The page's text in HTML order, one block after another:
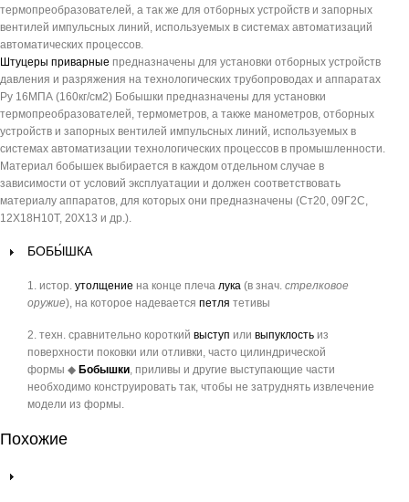
термопреобразователей, а так же для отборных устройств и запорных
вентилей импульсных линий, используемых в системах автоматизаций
автоматических процессов.
Штуцеры приварные предназначены для установки отборных устройств
давления и разряжения на технологических трубопроводах и аппаратах
Ру 16МПА (160кг/см2) Бобышки предназначены для установки
термопреобразователей, термометров, а также манометров, отборных
устройств и запорных вентилей импульсных линий, используемых в
системах автоматизации технологических процессов в промышленности.
Материал бобышек выбирается в каждом отдельном случае в
зависимости от условий эксплуатации и должен соответствовать
материалу аппаратов, для которых они предназначены (Ст20, 09Г2С,
12Х18Н10Т, 20X13 и др.).
БОБЫ́ШКА
1. истор. утолщение на конце плеча лука (в знач. стрелковое
оружие), на которое надевается петля тетивы
2. техн. сравнительно короткий выступ или выпуклость из
поверхности поковки или отливки, часто цилиндрической
формы ◆ Бобышки, приливы и другие выступающие части
необходимо конструировать так, чтобы не затруднять извлечение
модели из формы.
Похожие